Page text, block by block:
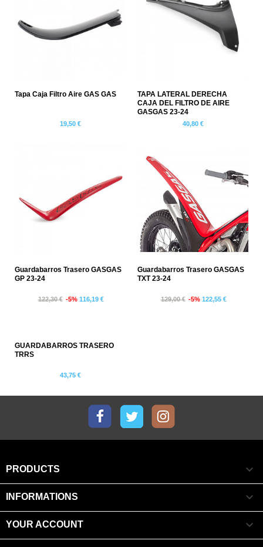
Tapa Caja Filtro Aire GAS GAS
19,50 €
TAPA LATERAL DERECHA
CAJA DEL FILTRO DE AIRE
GASGAS 23-24
40,80 €
Guardabarros Trasero GASGAS
GP 23-24
122,30 € -5% 116,19 €
Guardabarros Trasero GASGAS
TXT 23-24
129,00 € -5% 122,55 €
GUARDABARROS TRASERO
TRRS
43,75 €
FacebookTwitter
PRODUCTS 
INFORMATIONS 
YOUR ACCOUNT
